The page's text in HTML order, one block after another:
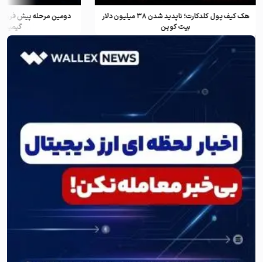
هک کیف پول کلدکارت؛ ناپدید شدن ۳۸ میلیون دلار
بیت کوین
دومین مرحله پیش